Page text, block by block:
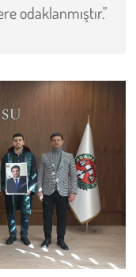
odaklanmıştır."